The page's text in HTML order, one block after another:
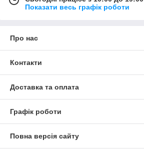
Показати весь графік роботи
Про нас
Контакти
Доставка та оплата
Графік роботи
Повна версія сайту